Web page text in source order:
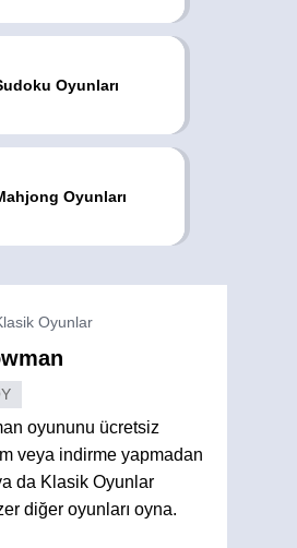
Oyunları
Oyunları
Oyunlar
oyununu ücretsiz
veya indirme yapmadan
da Klasik Oyunlar
diğer oyunları oyna.